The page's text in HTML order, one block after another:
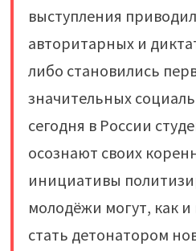
выступления
авторитарных и
либо становились
значительных
сегодня в России
осознают своих
инициативы
молодёжи могут, как и
стать детонатором